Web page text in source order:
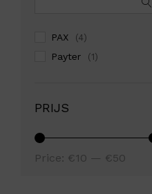
PAX (4)
Payter (1)
PRIJS
Price: €10 — €50